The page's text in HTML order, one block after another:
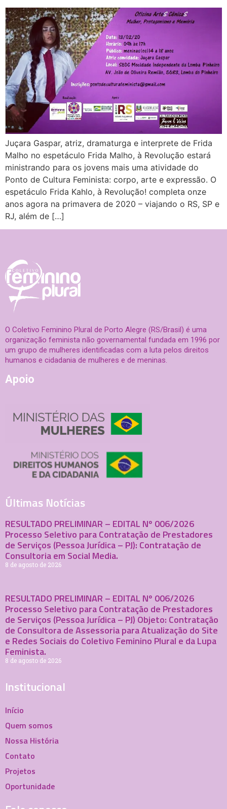
Juçara Gaspar, atriz, dramaturga e interprete de Frida
Malho no espetáculo Frida Malho, à Revolução estará
ministrando para os jovens mais uma atividade do
Ponto de Cultura Feminista: corpo, arte e expressão. O
espetáculo Frida Kahlo, à Revolução! completa onze
anos agora na primavera de 2020 – viajando o RS, SP e
RJ, além de […]
O Coletivo Feminino Plural de Porto Alegre (RS/Brasil) é uma
organização feminista não governamental fundada em 1996 por
um grupo de mulheres identificadas com a luta pelos direitos
humanos e cidadania de mulheres e de meninas.
Apoio
Últimas Notícias
RESULTADO PRELIMINAR – EDITAL Nº 006/2026
Processo Seletivo para Contratação de Prestadores
de Serviços (Pessoa Jurídica – PJ): Contratação de
Consultoria em Social Media.
8 de agosto de 2026
RESULTADO PRELIMINAR – EDITAL Nº 006/2026
Processo Seletivo para Contratação de Prestadores
de Serviços (Pessoa Jurídica – PJ) Objeto: Contratação
de Consultora de Assessoria para Atualização do Site
e Redes Sociais do Coletivo Feminino Plural e da Lupa
Feminista.
8 de agosto de 2026
Institucional
Início
Quem somos
Nossa História
Contato
Projetos
Oportunidade